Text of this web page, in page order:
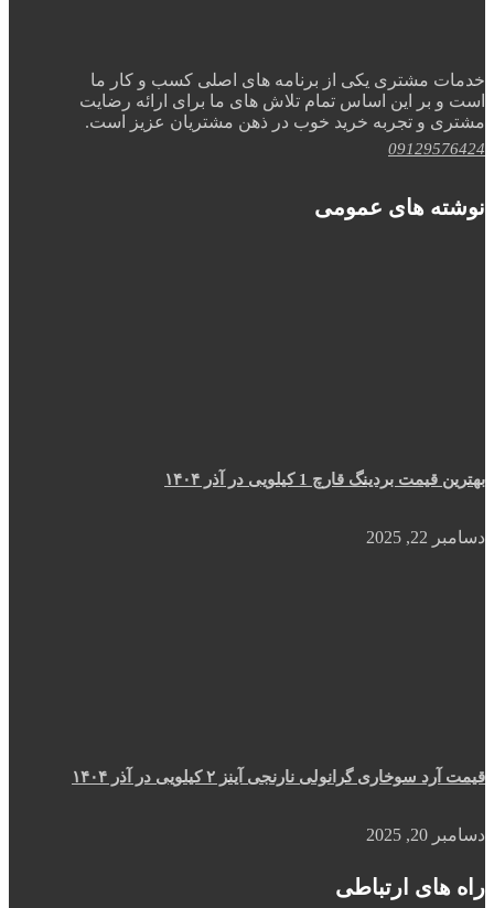
خدمات مشتری یکی از برنامه های اصلی کسب و کار ما
است و بر این اساس تمام تلاش های ما برای ارائه رضایت
مشتری و تجربه خرید خوب در ذهن مشتریان عزیز است.
09129576424
نوشته های عمومی
بهترین قیمت بردینگ قارچ 1 کیلویی در آذر ۱۴۰۴
دسامبر 22, 2025
قیمت آرد سوخاری گرانولی نارنجی آینز ۲ کیلویی در آذر ۱۴۰۴
دسامبر 20, 2025
راه های ارتباطی